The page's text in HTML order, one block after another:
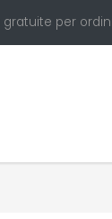
gratuite per